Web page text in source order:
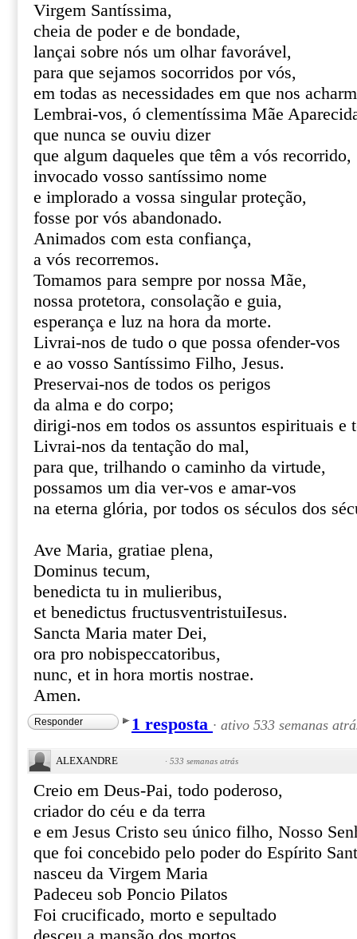
Virgem Santíssima,
cheia de poder e de bondade,
lançai sobre nós um olhar favorável,
para que sejamos socorridos por vós,
em todas as necessidades em que nos
Lembrai-vos, ó clementíssima Mãe
que nunca se ouviu dizer
que algum daqueles que têm a vós recorrido,
invocado vosso santíssimo nome
e implorado a vossa singular proteção,
fosse por vós abandonado.
Animados com esta confiança,
a vós recorremos.
Tomamos para sempre por nossa Mãe,
nossa protetora, consolação e guia,
esperança e luz na hora da morte.
Livrai-nos de tudo o que possa ofender-vos
e ao vosso Santíssimo Filho, Jesus.
Preservai-nos de todos os perigos
da alma e do corpo;
dirigi-nos em todos os assuntos espirituais e
Livrai-nos da tentação do mal,
para que, trilhando o caminho da virtude,
possamos um dia ver-vos e amar-vos
na eterna glória, por todos os séculos dos
Ave Maria, gratiae plena,
Dominus tecum,
benedicta tu in mulieribus,
et benedictus fructusventristuiIesus.
Sancta Maria mater Dei,
ora pro nobispeccatoribus,
nunc, et in hora mortis nostrae.
Amen.
Responder 1 resposta · ativo 533 semanas
ALEXANDRE · 533 semanas atrás
Creio em Deus-Pai, todo poderoso,
criador do céu e da terra
e em Jesus Cristo seu único filho, Nosso
que foi concebido pelo poder do Espírito
nasceu da Virgem Maria
Padeceu sob Poncio Pilatos
Foi crucificado, morto e sepultado